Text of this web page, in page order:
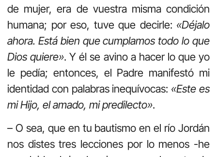
de mujer, era de vuestra misma condición
humana; por eso, tuve que decirle: «Déjalo
ahora. Está bien que cumplamos todo lo que
Dios quiere». Y él se avino a hacer lo que yo
le pedía; entonces, el Padre manifestó mi
identidad con palabras inequívocas: «Este es
mi Hijo, el amado, mi predilecto».
– O sea, que en tu bautismo en el río Jordán
nos distes tres lecciones por lo menos -he